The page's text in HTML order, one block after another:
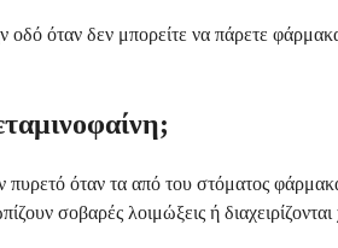
οδό όταν δεν μπορείτε να πάρετε
πυρετό όταν τα από του στόματος
σοβαρές λοιμώξεις ή